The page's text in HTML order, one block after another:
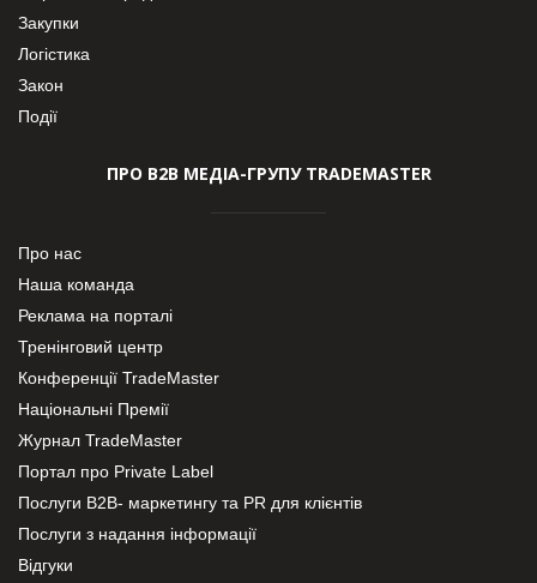
Закупки
Логістика
Закон
Події
ПРО В2В МЕДІА-ГРУПУ TRADEMASTER
Про нас
Наша команда
Реклама на порталі
Тренінговий центр
Конференції TradeMaster
Національні Премії
Журнал TradeMaster
Портал про Private Label
Послуги В2В- маркетингу та PR для клієнтів
Послуги з надання інформації
Відгуки